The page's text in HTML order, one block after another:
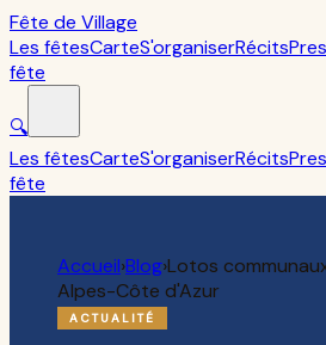
Fête de Village
Les fêtesCarteS'organiserRécits
fête
🔍
Les fêtesCarteS'organiserRécits
fête
Accueil›Blog›Lotos
Alpes-Côte d'Azur
ACTUALITÉ